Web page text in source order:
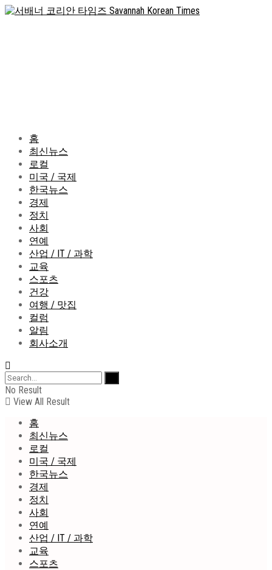
홈
최신뉴스
로컬
미국 / 국제
한국뉴스
경제
정치
사회
연예
산업 / IT / 과학
교육
스포츠
건강
여행 / 맛집
컬럼
알림
회사소개
No Result
View All Result
홈
최신뉴스
로컬
미국 / 국제
한국뉴스
경제
정치
사회
연예
산업 / IT / 과학
교육
스포츠